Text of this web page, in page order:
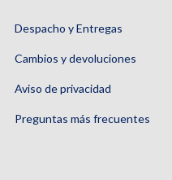
Despacho y Entregas
Cambios y devoluciones
Aviso de privacidad
Preguntas más frecuentes